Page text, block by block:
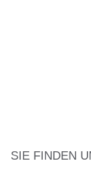
SIE FINDEN